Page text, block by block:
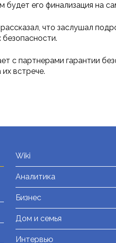
его финализация на
рассказал, что заслушал
с партнерами гарантии
встрече.
Wiki
Аналитика
Бизнес
Дом и семья
Интервью